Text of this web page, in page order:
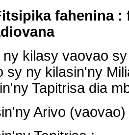
fahenina
ny kilasy vaovao
sy ny kilasin'ny
Tapitrisa dia
Arivo (vaovao)